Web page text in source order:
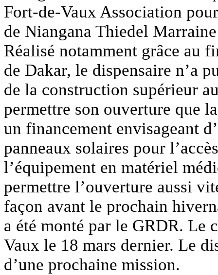
Fort-de-Vaux Association
de Niangana Thiedel
Réalisé notamment grâce au
de Dakar, le dispensaire n’a
de la construction supérieur
permettre son ouverture que
un financement envisageant
panneaux solaires pour
l’équipement en matériel
permettre l’ouverture aussi
façon avant le prochain
a été monté par le GRDR. Le
Vaux le 18 mars dernier. Le
d’une prochaine mission.